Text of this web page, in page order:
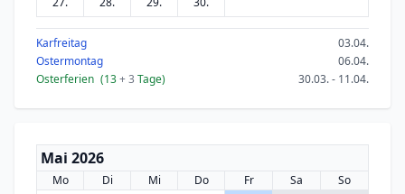
Karfreitag
03.04.
Ostermontag
06.04.
Osterferien (13+ 3 Tage) 30.03. - 11.04.
Mai 2026
Mo Di Mi Do Fr Sa
So